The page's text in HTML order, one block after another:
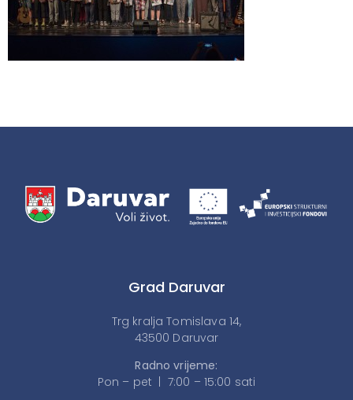
Grad Daruvar
Trg kralja Tomislava 14,
43500 Daruvar
Radno vrijeme:
Pon – pet | 7:00 – 15:00 sati